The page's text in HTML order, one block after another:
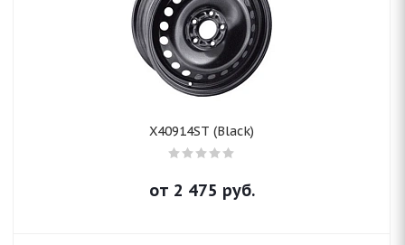
X40914ST (Black)
от 2 475 руб.